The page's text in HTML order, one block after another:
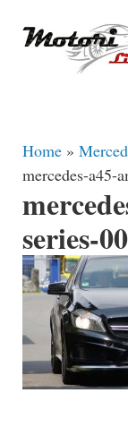
Home »
mercedes-a45-
series-